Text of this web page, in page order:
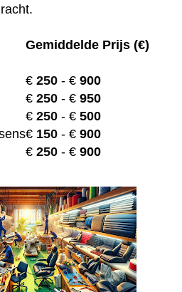
Gemiddelde Prijs (€)
€ 250 - € 900
€ 250 - € 950
€ 250 - € 500
€ 150 - € 900
€ 250 - € 900